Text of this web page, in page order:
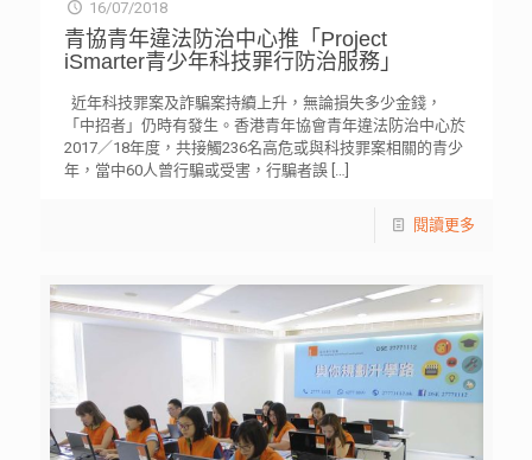
16/07/2018
青協青年違法防治中心推「Project
iSmarter青少年科技罪行防治服務」
近年科技罪案及詐騙案持續上升，無論損失多少金錢，
「中招者」仍時有發生。香港青年協會青年違法防治中心於
2017／18年度，共接觸236名高危或與科技罪案相關的青少
年，當中60人曾行騙或受害，行騙者誤[…]
閱讀更多